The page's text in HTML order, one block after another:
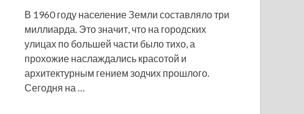
В 1960 году население Земли составляло три
миллиарда. Это значит, что на городских
улицах по большей части было тихо, а
прохожие наслаждались красотой и
архитектурным гением зодчих прошлого.
Сегодня на …